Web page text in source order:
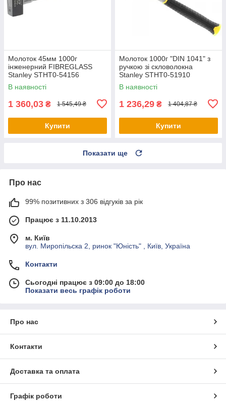
Молоток 45мм 1000г
інженерний FIBREGLASS
Stanley STHT0-54156
В наявності
1 360,03 ₴ 1 545,49 ₴
Купити
Молоток 1000г "DIN 1041" з
ручкою зі скловолокна
Stanley STHT0-51910
В наявності
1 236,29 ₴ 1 404,87 ₴
Купити
Показати ще
Про нас
99% позитивних з 306 відгуків за рік
Працює з 11.10.2013
м. Київ
вул. Миропільска 2, ринок "Юність" , Київ, Україна
Контакти
Сьогодні працює з 09:00 до 18:00
Показати весь графік роботи
Про нас
Контакти
Доставка та оплата
Графік роботи